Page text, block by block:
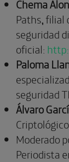
Chema
Paths,filial
seguridad
oficial:
Paloma
seguridad TI.
Álvaro
Moderado
Periodista